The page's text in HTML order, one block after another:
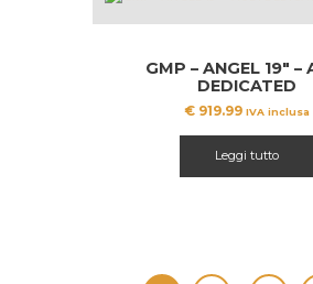
GMP – ANGEL 19″ –
DEDICATED
€ 919.99 IVA inclusa
Leggi tutto